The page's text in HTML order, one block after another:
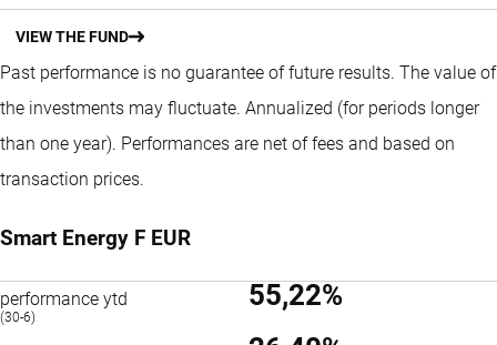
VIEW THE FUND
Past performance is no guarantee of future results. The value of
the investments may fluctuate. Annualized (for periods longer
than one year). Performances are net of fees and based on
transaction prices.
Smart Energy F EUR
performance ytd
(30-6)
55,22%